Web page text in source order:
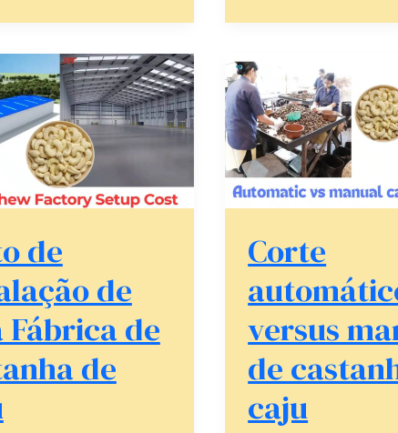
de
de
Fábrica de
de
Corte
versus
de
caju
Corte
automático
versus
manual
de
castanha
de
caju